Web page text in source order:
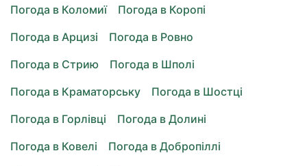
Погода в Коломиї
Погода в Коропі
Погода в Арцизі
Погода в Ровно
Погода в Стрию
Погода в Шполі
Погода в Краматорську
Погода в Шостці
Погода в Горлівці
Погода в Долині
Погода в Ковелі
Погода в Добропіллі